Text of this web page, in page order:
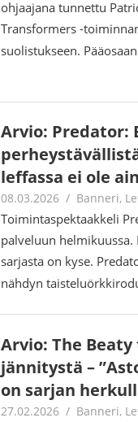
ohjaajana tunnettu
Transformers -
suolistukseen.
Arvio: Predator:
leffassa ei ole
08.03.2026 Jouni Hirn
Banneri,
Toimintaspektaakkeli
palveluun helmikuussa.
sarjasta on kyse.
nähdyn
Arvio: The
jännitystä –
on sarjan
27.02.2026 Jouni Hirn
Banneri,